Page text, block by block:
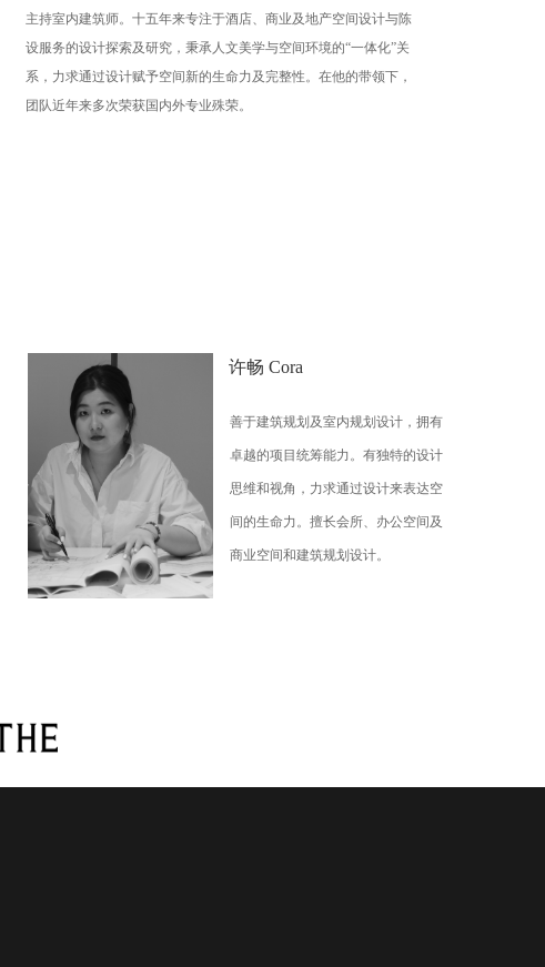
许畅 Cora
善于建筑规划及室内规划设计，拥有
卓越的项目统筹能力。有独特的设计
思维和视角，力求通过设计来表达空
间的生命力。擅长会所、办公空间及
商业空间和建筑规划设计。
主持室内建筑师。十五年来专注于酒店、商业及地产空间设计与陈
设服务的设计探索及研究，秉承人文美学与空间环境的“一体化”关
系，力求通过设计赋予空间新的生命力及完整性。在他的带领下，
团队近年来多次荣获国内外专业殊荣。